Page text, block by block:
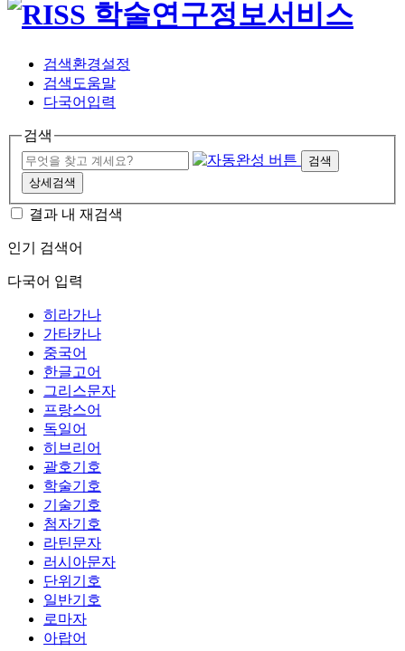
검색환경설정
검색도움말
다국어입력
검색
검색
상세검색
결과 내 재검색
인기 검색어
다국어 입력
히라가나
가타카나
중국어
한글고어
그리스문자
프랑스어
독일어
히브리어
괄호기호
학술기호
기술기호
첨자기호
라틴문자
러시아문자
단위기호
일반기호
로마자
아랍어